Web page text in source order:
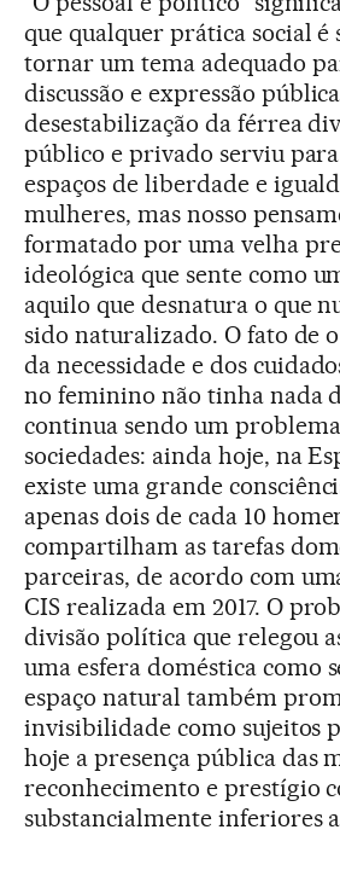
que qualquer prática social é
tornar um tema adequado
discussão e expressão
desestabilização da férrea
público e privado serviu
espaços de liberdade e
mulheres, mas nosso
formatado por uma velha
ideológica que sente como
aquilo que desnatura o que
sido naturalizado. O fato de
da necessidade e dos
no feminino não tinha nada
continua sendo um problema
sociedades: ainda hoje, na
existe uma grande
apenas dois de cada 10
compartilham as tarefas
parceiras, de acordo com
CIS realizada em 2017. O
divisão política que relegou
uma esfera doméstica como
espaço natural também
invisibilidade como sujeitos
hoje a presença pública das
reconhecimento e prestígio
substancialmente inferiores